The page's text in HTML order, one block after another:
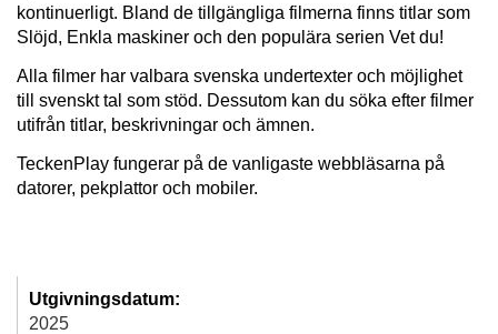
kontinuerligt. Bland de tillgängliga filmerna finns titlar som
Slöjd, Enkla maskiner och den populära serien Vet du!
Alla filmer har valbara svenska undertexter och möjlighet
till svenskt tal som stöd. Dessutom kan du söka efter filmer
utifrån titlar, beskrivningar och ämnen.
TeckenPlay fungerar på de vanligaste webbläsarna på
datorer, pekplattor och mobiler.
Utgivningsdatum:
2025